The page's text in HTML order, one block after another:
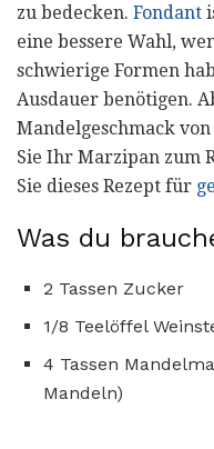
zu bedecken. Fondant
eine bessere Wahl,
schwierige Formen
Ausdauer benötigen.
Mandelgeschmack
Sie Ihr Marzipan zum
Sie dieses Rezept für
Was du
2 Tassen Zucker
1/8 Teelöffel
4 Tassen
Mandeln)